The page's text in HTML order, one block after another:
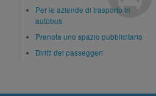
Per le aziende di trasporto in
autobus
Prenota uno spazio pubblicitario
Diritti dei passeggeri